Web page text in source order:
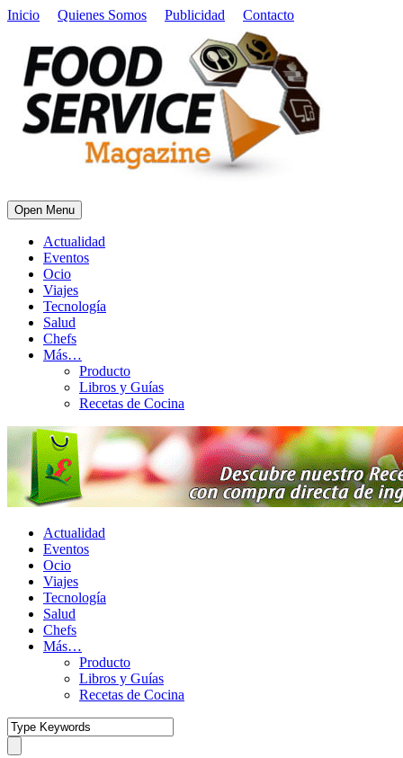
Inicio Quienes Somos Publicidad Contacto
Open Menu
Actualidad
Eventos
Ocio
Viajes
Tecnología
Salud
Chefs
Más…
Producto
Libros y Guías
Recetas de Cocina
Actualidad
Eventos
Ocio
Viajes
Tecnología
Salud
Chefs
Más…
Producto
Libros y Guías
Recetas de Cocina